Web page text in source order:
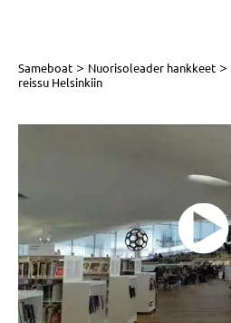
Sameboat > Nuorisoleader hankkeet >
reissu Helsinkiin